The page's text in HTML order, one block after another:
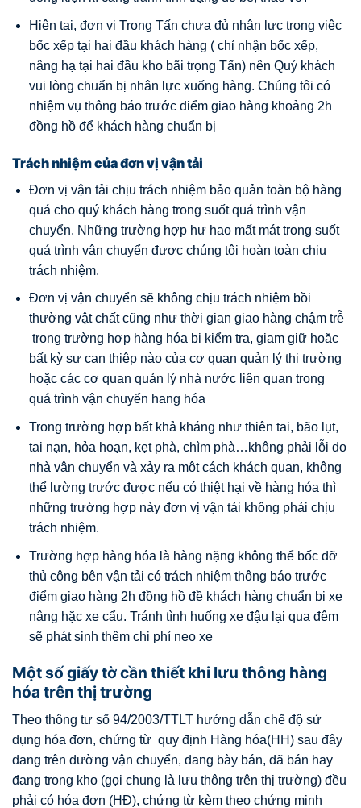
Hiện tại, đơn vị Trọng Tấn chưa đủ nhân lực trong việc
bốc xếp tại hai đầu khách hàng ( chỉ nhận bốc xếp,
nâng hạ tại hai đầu kho bãi trọng Tấn) nên Quý khách
vui lòng chuẩn bị nhân lực xuống hàng. Chúng tôi có
nhiệm vụ thông báo trước điểm giao hàng khoảng 2h
đồng hồ để khách hàng chuẩn bị
Trách nhiệm của đơn vị vận tải
Đơn vị vận tải chịu trách nhiệm bảo quản toàn bộ hàng
quá cho quý khách hàng trong suốt quá trình vận
chuyển. Những trường hợp hư hao mất mát trong suốt
quá trình vận chuyển được chúng tôi hoàn toàn chịu
trách nhiệm.
Đơn vị vận chuyển sẽ không chịu trách nhiệm bồi
thường vật chất cũng như thời gian giao hàng chậm trễ
trong trường hợp hàng hóa bị kiểm tra, giam giữ hoặc
bất kỳ sự can thiệp nào của cơ quan quản lý thị trường
hoặc các cơ quan quản lý nhà nước liên quan trong
quá trình vận chuyển hang hóa
Trong trường hợp bất khả kháng như thiên tai, bão lụt,
tai nạn, hỏa hoạn, kẹt phà, chìm phà…không phải lỗi do
nhà vận chuyển và xảy ra một cách khách quan, không
thể lường trước được nếu có thiệt hại về hàng hóa thì
những trường hợp này đơn vị vận tải không phải chịu
trách nhiệm.
Trường hợp hàng hóa là hàng nặng không thể bốc dỡ
thủ công bên vận tải có trách nhiệm thông báo trước
điểm giao hàng 2h đồng hồ đề khách hàng chuẩn bị xe
nâng hặc xe cẩu. Tránh tình huống xe đậu lại qua đêm
sẽ phát sinh thêm chi phí neo xe
Một số giấy tờ cần thiết khi lưu thông hàng
hóa trên thị trường
Theo thông tư số 94/2003/TTLT hướng dẫn chế độ sử
dụng hóa đơn, chứng từ quy định Hàng hóa(HH) sau đây
đang trên đường vận chuyển, đang bày bán, đã bán hay
đang trong kho (gọi chung là lưu thông trên thị trường) đều
phải có hóa đơn (HĐ), chứng từ kèm theo chứng minh